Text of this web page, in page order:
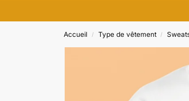
Accueil / Type de vêtement /